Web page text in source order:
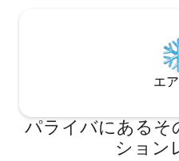
エ
パライバにあるそ
ション